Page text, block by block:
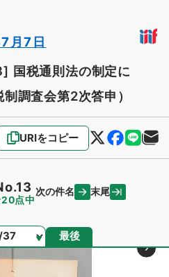
月7日
国税通則法の制定に
調査会第2次答申）
URIをコピー
点中
次の件名 末尾
ジ 最後